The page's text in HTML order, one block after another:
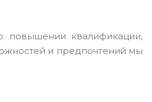
повышении квалификации,
и предпочтений мы